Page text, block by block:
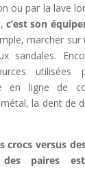
ou par la lave
c’est son
marcher sur
sandales.
utilisées
en ligne de
la dent de
crocs versus
des paires